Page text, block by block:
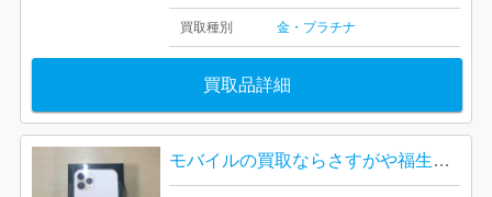
買取種別 金・プラチナ
買取品詳細
モバイルの買取ならさすがや福生銀座いなげや店！| 羽村市双葉町| iPhone 11 pro